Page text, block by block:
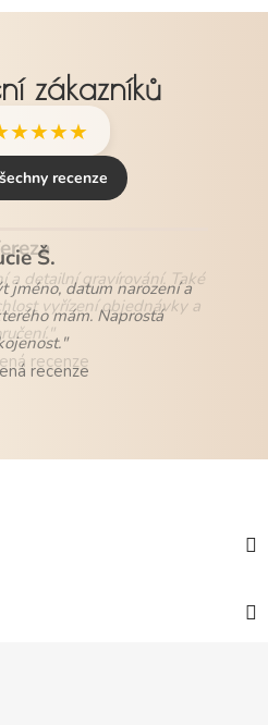
zákazníků
recenze
Š.
jméno, datum narození a
mám. Naprostá
recenze